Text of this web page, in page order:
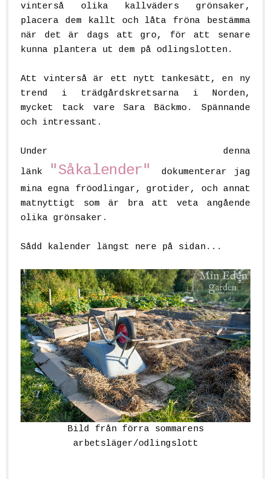
vinterså olika kallväders grönsaker,
placera dem kallt och låta fröna bestämma
när det är dags att gro, för att senare
kunna plantera ut dem på odlingslotten.
Att vinterså är ett nytt tankesätt, en ny
trend i trädgårdskretsarna i Norden,
mycket tack vare Sara Bäckmo. Spännande
och intressant.
Under denna
länk
"Såkalender"
dokumenterar jag
mina egna fröodlingar, grotider, och annat
matnyttigt som är bra att veta angående
olika grönsaker.
Sådd kalender längst nere på sidan...
Bild från förra sommarens
arbetsläger/odlingslott